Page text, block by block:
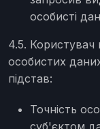
особисті
4.5.
особистих
підстав:
Точність
суб'єктом